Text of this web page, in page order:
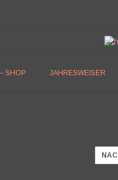
SHOP JAHRESWEISER